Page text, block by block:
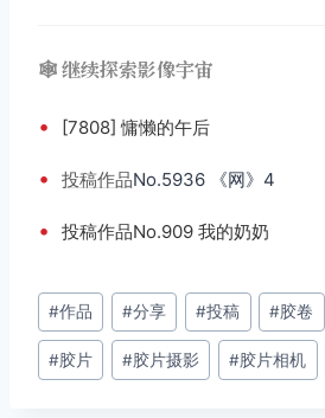
🕸️ 继续探索影像宇宙
• [7808] 慵懒的午后
• 投稿作品No.5936 《网》4
• 投稿作品No.909 我的奶奶
文
章
标
#作品 #分享 #投稿 #胶卷
#胶片 #胶片摄影 #胶片相机